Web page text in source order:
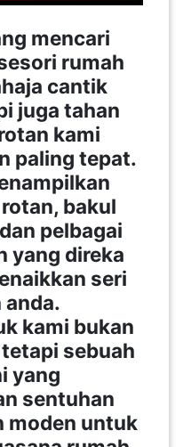
mencari
rumah
cantik
juga tahan
kami
paling tepat.
bakul
pelbagai
yang direka
seri
anda.
kami bukan
sebuah
yang
sentuhan
moden untuk